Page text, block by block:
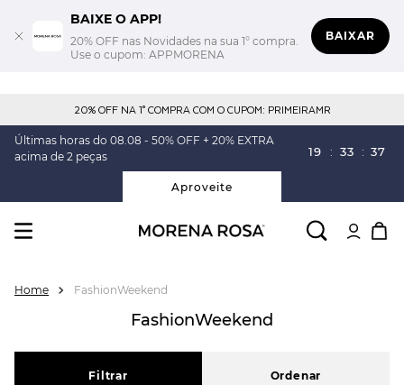
BAIXE O APP!
20% OFF nas Novidades na sua 1° compra.
Use o cupom: APPMORENA
BAIXAR
20% OFF NA 1° COMPRA COM O CUPOM: PRIMEIRAMR
Últimas horas do 08.08 - 50% OFF + 20% EXTRA
acima de 2 peças
19 : 33 : 36
Aproveite
FashionWeekend
FashionWeekend
Filtrar